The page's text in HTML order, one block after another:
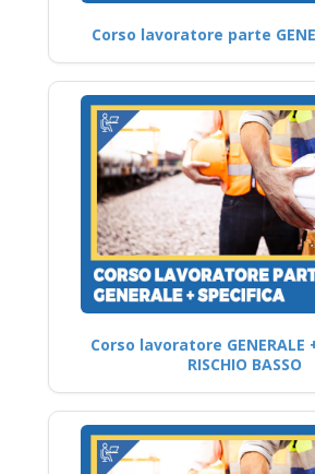
Corso lavoratore parte
Corso lavoratore GENERALE
RISCHIO BASSO